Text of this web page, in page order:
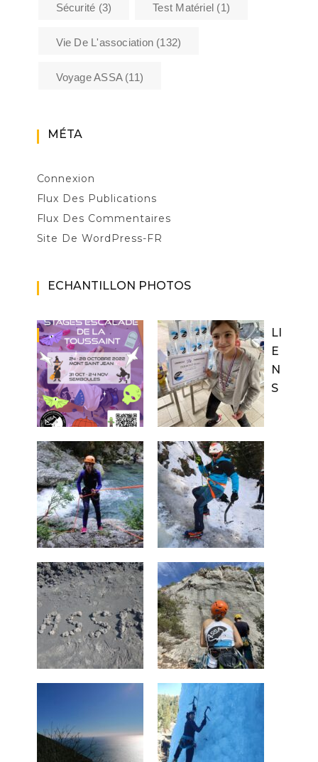
Sécurité (3) Test Matériel (1)
Vie De L'association (132)
Voyage ASSA(11)
MÉTA
Connexion
Flux Des Publications
Flux Des Commentaires
Site De WordPress-FR
ECHANTILLON PHOTOS
LI
E
N
S